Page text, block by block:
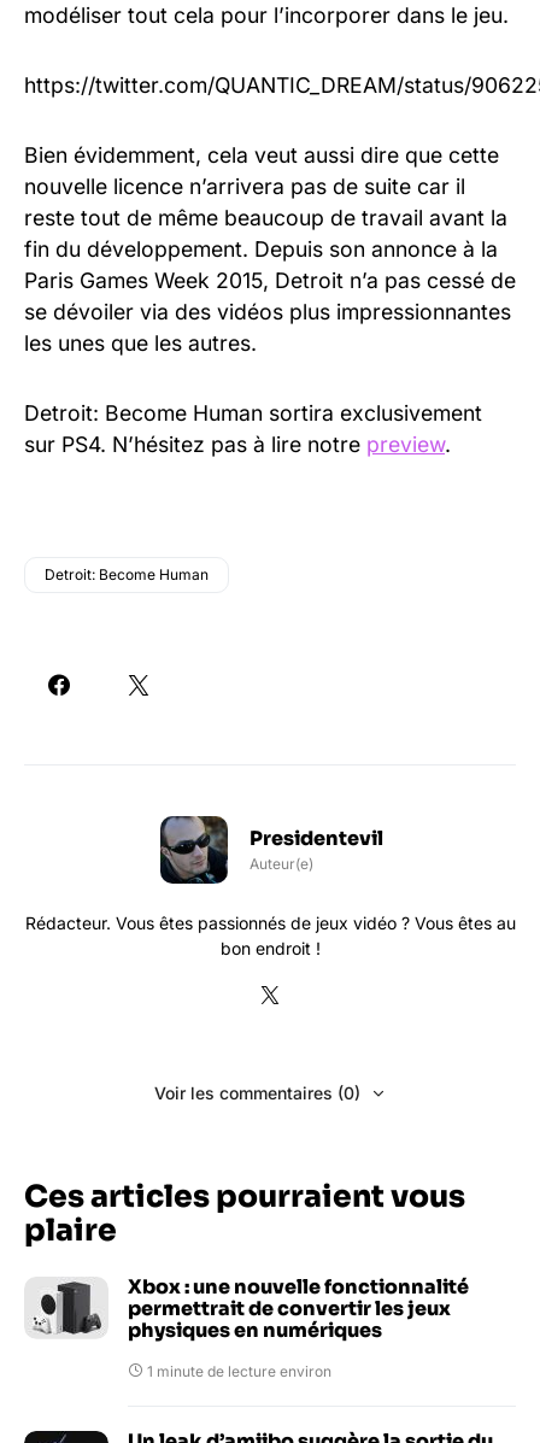
modéliser tout cela pour l’incorporer dans le jeu.
https://twitter.com/QUANTIC_DREAM/status/
Bien évidemment, cela veut aussi dire que cette
nouvelle licence n’arrivera pas de suite car il
reste tout de même beaucoup de travail avant la
fin du développement. Depuis son annonce à la
Paris Games Week 2015, Detroit n’a pas cessé de
se dévoiler via des vidéos plus impressionnantes
les unes que les autres.
Detroit: Become Human sortira exclusivement
sur PS4. N’hésitez pas à lire notre preview.
Detroit: Become Human
Presidentevil
Auteur(e)
Rédacteur. Vous êtes passionnés de jeux vidéo ? Vous êtes au
bon endroit !
Voir les commentaires (0)
Ces articles pourraient vous
plaire
Xbox : une nouvelle fonctionnalité
permettrait de convertir les jeux
physiques en numériques
1 minute de lecture environ